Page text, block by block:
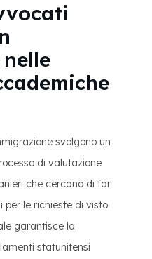
svolgono un
di valutazione
che cercano di far
per le richieste di visto
garantisce la
statunitensi